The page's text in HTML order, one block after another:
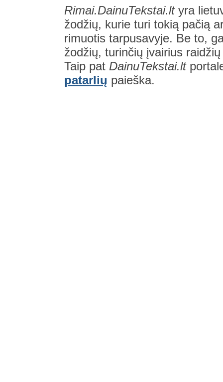
Rimai.DainuTekstai.ltyra
žodžių, kurie turi tokią pačią
rimuotis tarpusavyje. Be to,
žodžių, turinčių įvairius
Taip pat DainuTekstai.lt
patarlių paieška.